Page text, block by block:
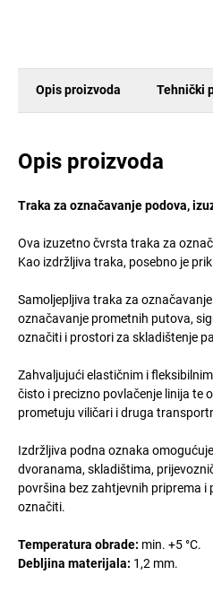
Opis proizvoda Tehnički
Opis proizvoda
Traka za označavanje podova,
Ova izuzetno čvrsta traka za
Kao izdržljiva traka, posebno je
Samoljepljiva traka za
označavanje prometnih putova,
označiti i prostori za skladištenje
Zahvaljujući elastičnim i
čisto i precizno povlačenje linija te
prometuju viličari i druga
Izdržljiva podna oznaka
dvoranama, skladištima,
površina bez zahtjevnih priprema
označiti.
Temperatura obrade: min. +5 °C.
Debljina materijala: 1,2 mm.